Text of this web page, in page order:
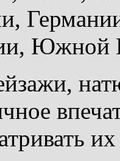
Южной